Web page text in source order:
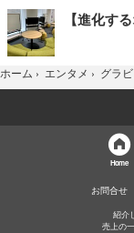
【進化す
ホーム › エンタメ › グラ
Home
お問合せ
紹介
売上の